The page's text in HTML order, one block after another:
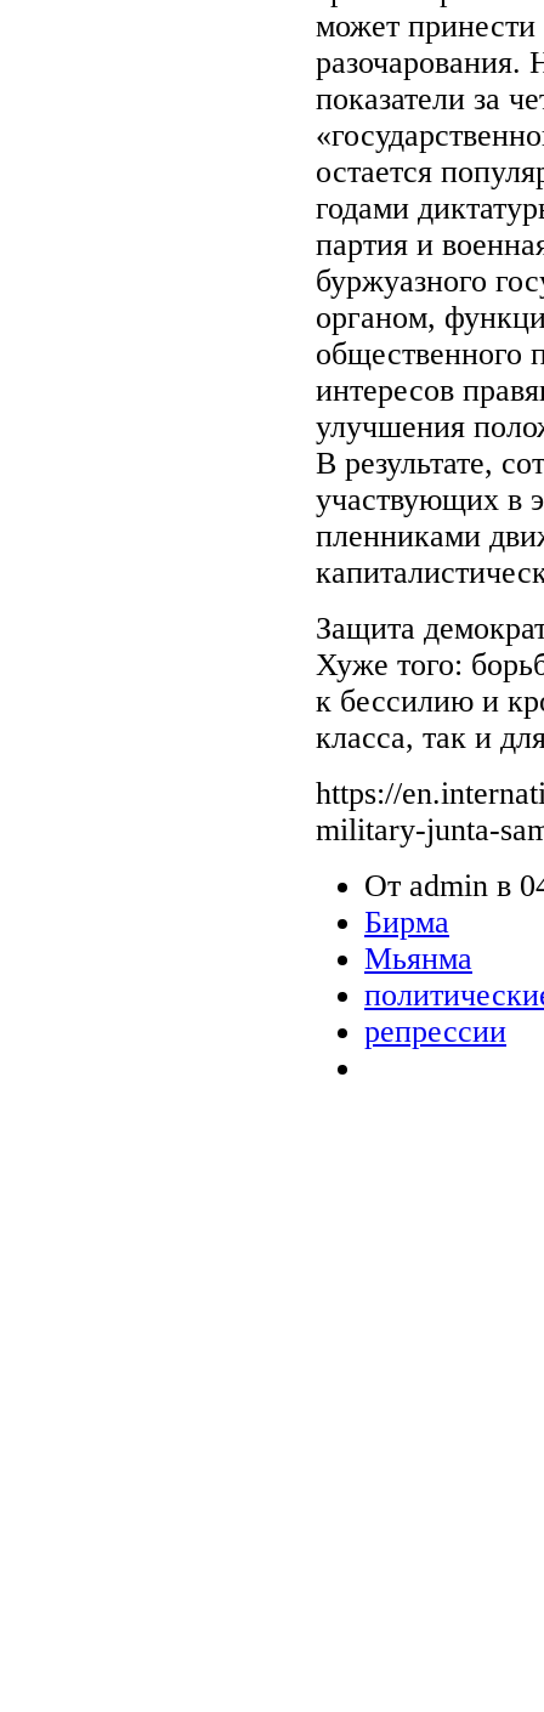
может
разочарования.
показатели за
остается
годами
партия и
буржуазного
органом,
общественного
интересов
улучшения
В результате,
участвующих в
пленниками
Защита
Хуже того:
к бессилию и
класса, так и
https://
military-junta-
От admin в
Бирма
Мьянма
репрессии